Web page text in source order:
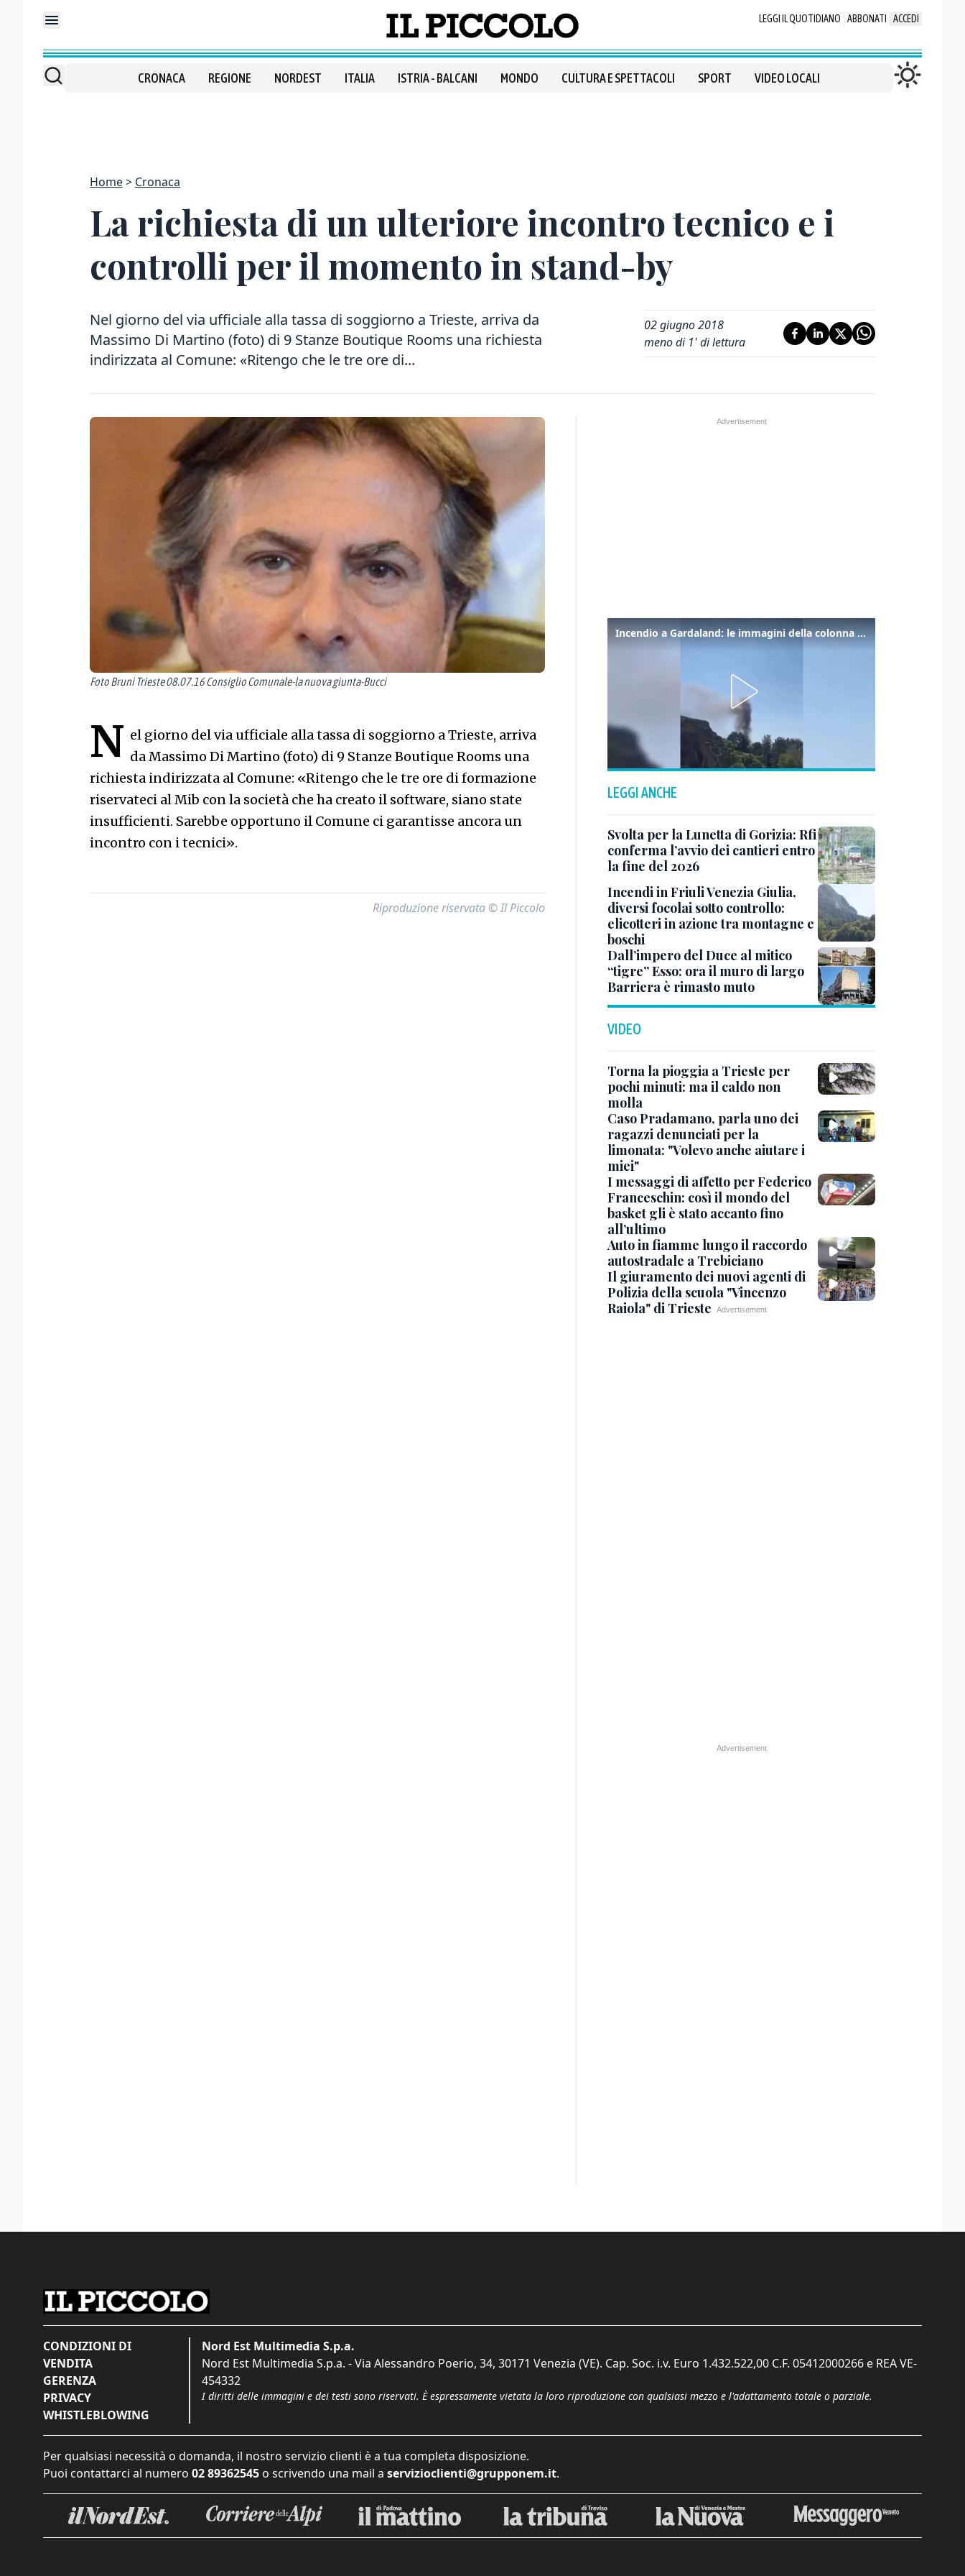
LEGGI IL QUOTIDIANO ABBONATI ACCEDI
CRONACA REGIONE NORDEST ITALIA ISTRIA - BALCANI MONDO CULTURA E SPETTACOLI SPORT VIDEO LOCALI
Home Cronaca
La richiesta di un ulteriore incontro tecnico e i
controlli per il momento in stand-by
Nel giorno del via ufficiale alla tassa di soggiorno a Trieste, arriva da
Massimo Di Martino (foto) di 9 Stanze Boutique Rooms una richiesta
indirizzata al Comune: «Ritengo che le tre ore di...
02 giugno 2018
meno di 1' di lettura
Foto Bruni Trieste 08.07.16 Consiglio Comunale-la nuova giunta-Bucci
N el giorno del via ufficiale alla tassa di soggiorno a Trieste, arriva
da Massimo Di Martino (foto) di 9 Stanze Boutique Rooms una
richiesta indirizzata al Comune: «Ritengo che le tre ore di formazione
riservateci al Mib con la società che ha creato il software, siano state
insufficienti. Sarebbe opportuno il Comune ci garantisse ancora un
incontro con i tecnici».
Riproduzione riservata © Il Piccolo
Incendio a Gardaland: le immagini della colonna di fumo
LEGGI ANCHE
Svolta per la Lunetta di Gorizia: Rfi
conferma l’avvio dei cantieri entro
la fine del 2026
Incendi in Friuli Venezia Giulia,
diversi focolai sotto controllo:
elicotteri in azione tra montagne e
boschi
Dall’impero del Duce al mitico
“tigre” Esso: ora il muro di largo
Barriera è rimasto muto
VIDEO
Torna la pioggia a Trieste per
pochi minuti: ma il caldo non
molla
Caso Pradamano, parla uno dei
ragazzi denunciati per la
limonata: "Volevo anche aiutare i
miei"
I messaggi di affetto per Federico
Franceschin: così il mondo del
basket gli è stato accanto fino
all’ultimo
Auto in fiamme lungo il raccordo
autostradale a Trebiciano
Il giuramento dei nuovi agenti di
Polizia della scuola "Vincenzo
Raiola" di Trieste
CONDIZIONI DI
VENDITA
GERENZA
PRIVACY
WHISTLEBLOWING
Nord Est Multimedia S.p.a.
Nord Est Multimedia S.p.a. - Via Alessandro Poerio, 34, 30171 Venezia (VE). Cap. Soc. i.v. Euro 1.432.522,00 C.F. 05412000266 e REA VE-
454332
I diritti delle immagini e dei testi sono riservati. È espressamente vietata la loro riproduzione con qualsiasi mezzo e l'adattamento totale o parziale.
Per qualsiasi necessità o domanda, il nostro servizio clienti è a tua completa disposizione.
Puoi contattarci al numero 02 89362545 o scrivendo una mail a servizioclienti@grupponem.it.